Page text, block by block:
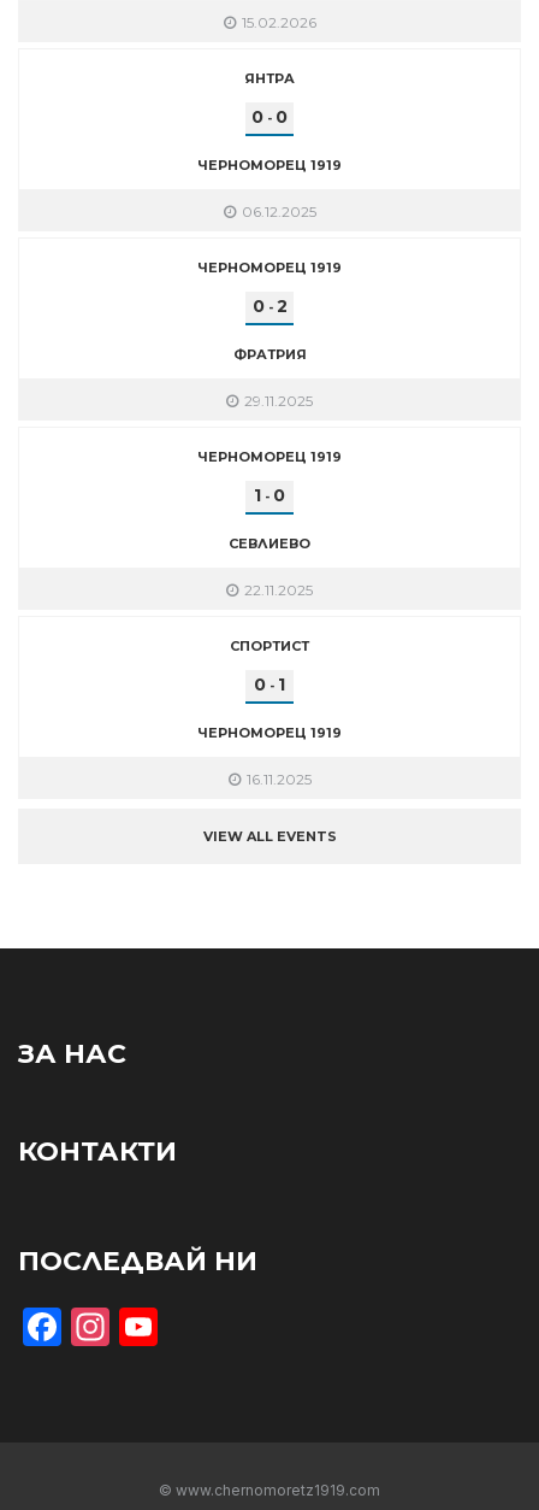
15.02.2026
ЯНТРА
0 - 0
ЧЕРНОМОРЕЦ 1919
06.12.2025
ЧЕРНОМОРЕЦ 1919
0- 2
ФРАТРИЯ
29.11.2025
ЧЕРНОМОРЕЦ 1919
1 - 0
СЕВЛИЕВО
22.11.2025
СПОРТИСТ
0 - 1
ЧЕРНОМОРЕЦ 1919
16.11.2025
VIEW ALL EVENTS
ЗА НАС
КОНТАКТИ
ПОСЛЕДВАЙ НИ
Facebook
Instagram
© www.chernomoretz1919.com